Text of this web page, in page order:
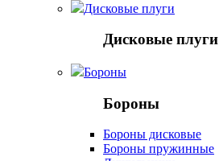
Дисковые плуги
Дисковые плуги
Бороны
Бороны
Бороны дисковые
Бороны пружинные